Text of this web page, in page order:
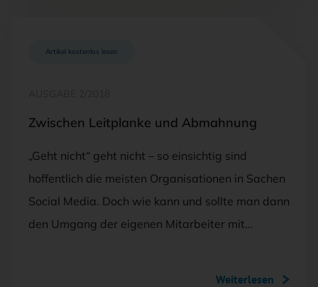
Artikel kostenlos lesen
Zwischen Leitplanke und Abmahnung
„Geht nicht“ geht nicht – so einsichtig sind
hoffentlich die meisten Organisationen in Sachen
Social Media. Doch wie kann und sollte man dann
den Umgang der eigenen Mitarbeiter mit…
Weiterlesen